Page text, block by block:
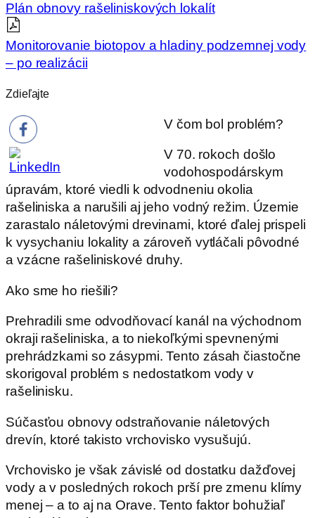
Plán obnovy rašeliniskových lokalít
Monitorovanie biotopov a hladiny podzemnej vody
– po realizácii
Zdieľajte
V čom bol problém?
V 70. rokoch došlo
vodohospodárskym
úpravám, ktoré viedli k odvodneniu okolia
rašeliniska a narušili aj jeho vodný režim. Územie
zarastalo náletovými drevinami, ktoré ďalej prispeli
k vysychaniu lokality a zároveň vytláčali pôvodné
a vzácne rašeliniskové druhy.
Ako sme ho riešili?
Prehradili sme odvodňovací kanál na východnom
okraji rašeliniska, a to niekoľkými spevnenými
prehrádzkami so zásypmi. Tento zásah čiastočne
skorigoval problém s nedostatkom vody v
rašelinisku.
Súčasťou obnovy odstraňovanie náletových
drevín, ktoré takisto vrchovisko vysušujú.
Vrchovisko je však závislé od dostatku dažďovej
vody a v posledných rokoch prší pre zmenu klímy
menej – a to aj na Orave. Tento faktor bohužiaľ